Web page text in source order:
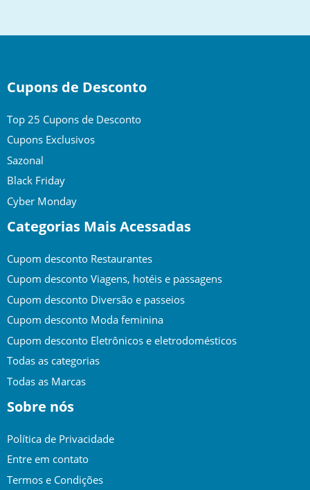
Cupons de Desconto
Top 25 Cupons de Desconto
Cupons Exclusivos
Sazonal
Black Friday
Cyber Monday
Categorias Mais Acessadas
Cupom desconto Restaurantes
Cupom desconto Viagens, hotéis e passagens
Cupom desconto Diversão e passeios
Cupom desconto Moda feminina
Cupom desconto Eletrônicos e eletrodomésticos
Todas as categorias
Todas as Marcas
Sobre nós
Política de Privacidade
Entre em contato
Termos e Condições